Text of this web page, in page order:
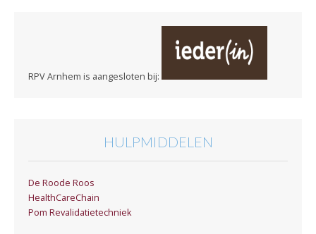
RPV Arnhem is aangesloten bij:
HULPMIDDELEN
De Roode Roos
HealthCareChain
Pom Revalidatietechniek